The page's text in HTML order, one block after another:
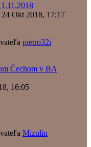
24 Okt 2018, 17:17
pietro32i
Čechom v BA
16:05
Mizulin